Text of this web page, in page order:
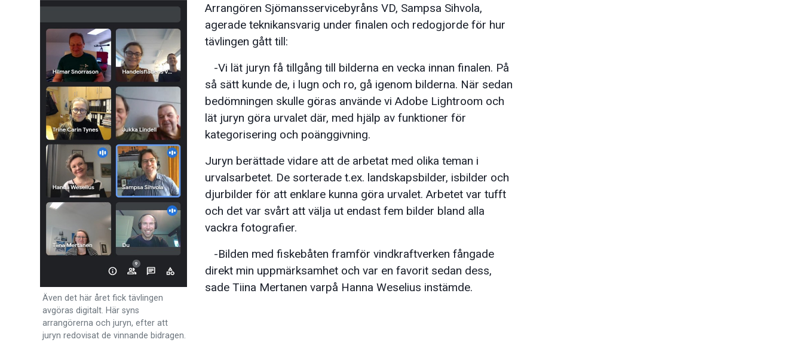
Även det här året fick tävlingen
avgöras digitalt. Här syns
arrangörerna och juryn, efter att
juryn redovisat de vinnande bidragen.
Arrangören Sjömansservicebyråns VD, Sampsa Sihvola,
agerade teknikansvarig under finalen och redogjorde för hur
tävlingen gått till:
-Vi lät juryn få tillgång till bilderna en vecka innan finalen. På
så sätt kunde de, i lugn och ro, gå igenom bilderna. När sedan
bedömningen skulle göras använde vi Adobe Lightroom och
lät juryn göra urvalet där, med hjälp av funktioner för
kategorisering och poänggivning.
Juryn berättade vidare att de arbetat med olika teman i
urvalsarbetet. De sorterade t.ex. landskapsbilder, isbilder och
djurbilder för att enklare kunna göra urvalet. Arbetet var tufft
och det var svårt att välja ut endast fem bilder bland alla
vackra fotografier.
-Bilden med fiskebåten framför vindkraftverken fångade
direkt min uppmärksamhet och var en favorit sedan dess,
sade Tiina Mertanen varpå Hanna Weselius instämde.